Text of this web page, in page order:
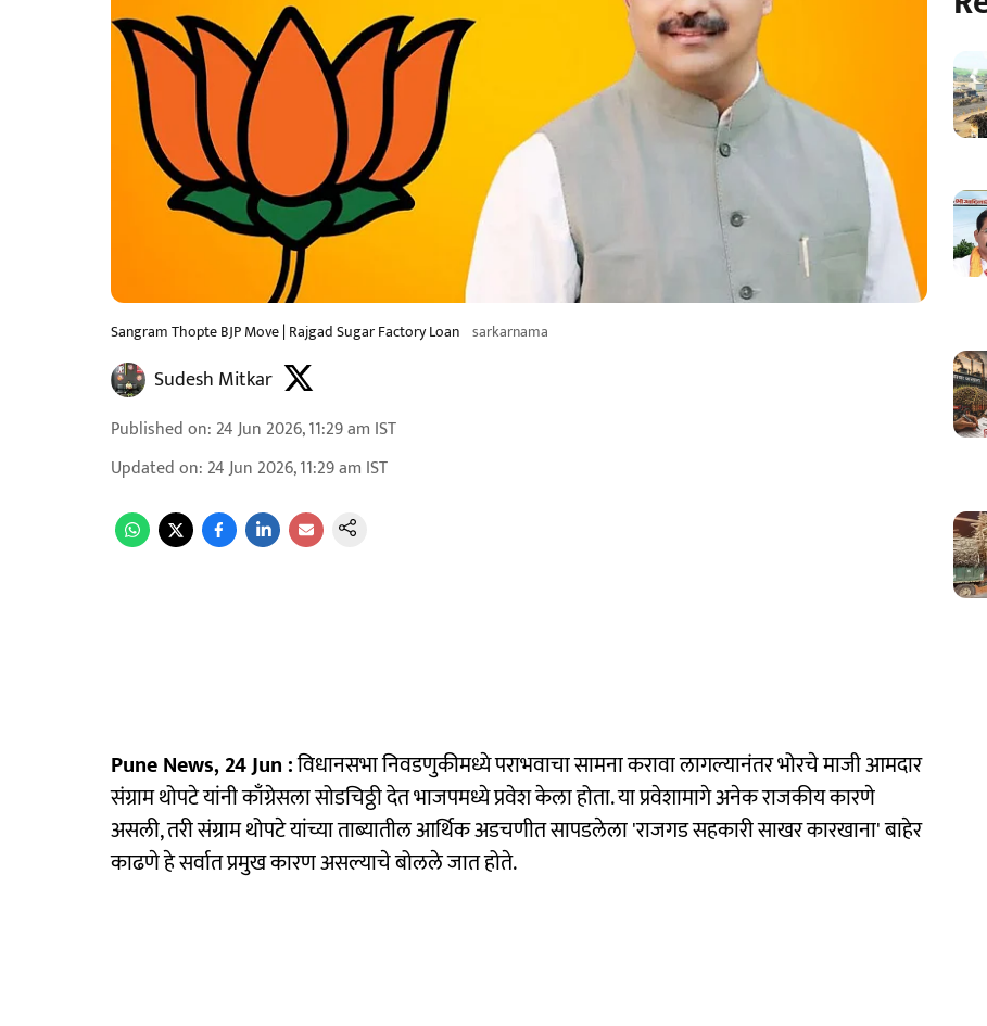
Sangram Thopte BJP Move | Rajgad Sugar Factory Loan sarkarnama
Sudesh Mitkar
Published on: 24 Jun 2026, 11:29 am IST
Updated on: 24 Jun 2026, 11:29 am IST
Pune News, 24 Jun :विधानसभा निवडणुकीमध्ये पराभवाचा सामना करावा लागल्यानंतर भोरचे माजी आमदार
संग्राम थोपटे यांनी काँग्रेसला सोडचिठ्ठी देत भाजपमध्ये प्रवेश केला होता. या प्रवेशामागे अनेक राजकीय कारणे
असली, तरी संग्राम थोपटे यांच्या ताब्यातील आर्थिक अडचणीत सापडलेला 'राजगड सहकारी साखर कारखाना' बाहेर
काढणे हे सर्वात प्रमुख कारण असल्याचे बोलले जात होते.